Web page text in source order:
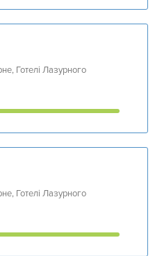
Готелі Лазурного
Готелі Лазурного